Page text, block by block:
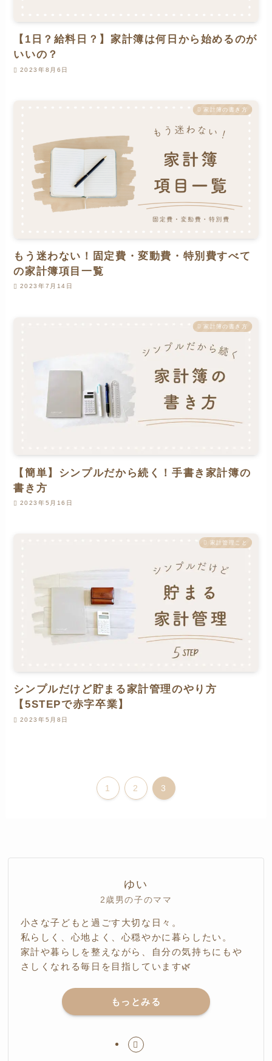
【1日？給料日？】家計簿は何日から始めるのが
いいの？
2023年8月6日
家計簿の書き方
もう迷わない！固定費・変動費・特別費すべて
の家計簿項目一覧
2023年7月14日
家計簿の書き方
【簡単】シンプルだから続く！手書き家計簿の
書き方
2023年5月16日
家計管理こと
シンプルだけど貯まる家計管理のやり方
【5STEPで赤字卒業】
2023年5月8日
1 2 3
ゆい
2歳男の子のママ
小さな子どもと過ごす大切な日々。
私らしく、心地よく、心穏やかに暮らしたい。
家計や暮らしを整えながら、自分の気持ちにもや
さしくなれる毎日を目指しています🌿
もっとみる